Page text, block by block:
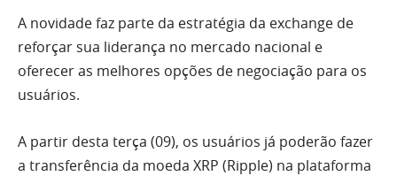
A novidade faz parte da estratégia da exchange de
reforçar sua liderança no mercado nacional e
oferecer as melhores opções de negociação para os
usuários.
A partir desta terça (09), os usuários já poderão fazer
a transferência da moeda XRP (Ripple) na plataforma